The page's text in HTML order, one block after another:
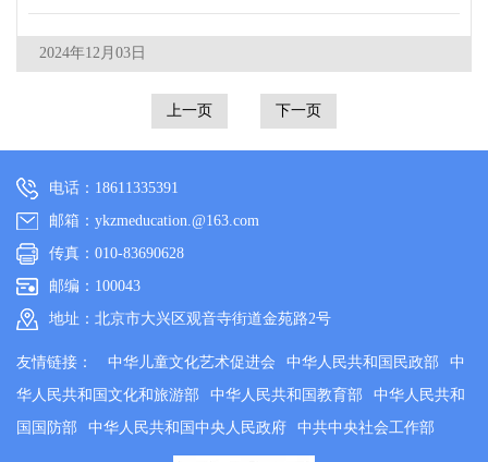
2024年12月03日
上一页 下一页
电话：18611335391
邮箱：ykzmeducation.@163.com
传真：010-83690628
邮编：100043
地址：北京市大兴区观音寺街道金苑路2号
友情链接： 中华儿童文化艺术促进会 中华人民共和国民政部
中
华人民共和国文化和旅游部
中华人民共和国教育部
中华人民共和
国国防部
中华人民共和国中央人民政府 中共中央社会工作部